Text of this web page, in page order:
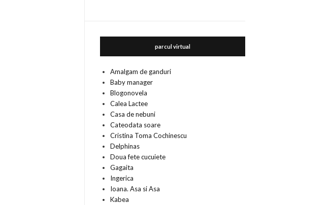
parcul virtual
Amalgam de ganduri
Baby manager
Blogonovela
Calea Lactee
Casa de nebuni
Cateodata soare
Cristina Toma Cochinescu
Delphinas
Doua fete cucuiete
Gagaita
Ingerica
Ioana. Asa si Asa
Kabea